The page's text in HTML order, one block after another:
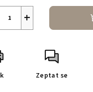
+
Zeptat se